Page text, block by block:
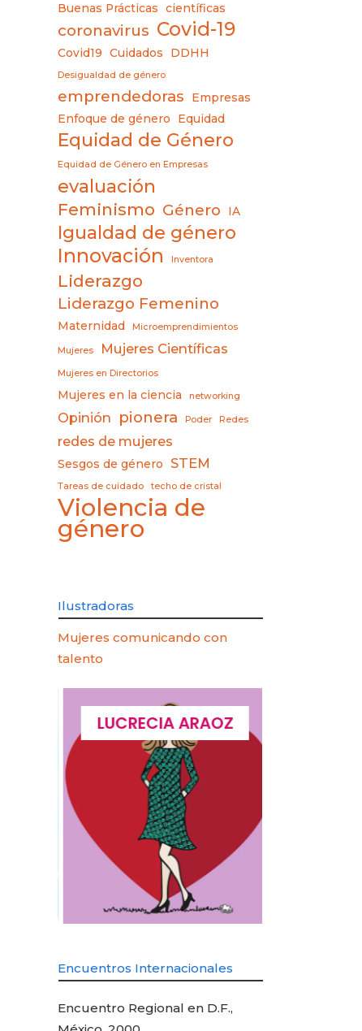
Buenas Prácticas
científicas
coronavirus Covid-19
Covid19 Cuidados DDHH
Desigualdad de género
emprendedoras
Empresas
Enfoque de género
Equidad
Equidad de Género
Equidad de Género en Empresas
evaluación
Feminismo Género IA
Igualdad de género
Innovación Inventora
Liderazgo
Liderazgo Femenino
Maternidad Microemprendimientos
Mujeres Mujeres Científicas
Mujeres en Directorios
Mujeres en la ciencia networking
Opinión pionera Poder Redes
redes de mujeres
Sesgos de género STEM
Tareas de cuidado techo de cristal
Violencia de
género
Ilustradoras
Mujeres comunicando con
talento
LUCRECIA ARAOZ
Encuentros Internacionales
Encuentro Regional en D.F.,